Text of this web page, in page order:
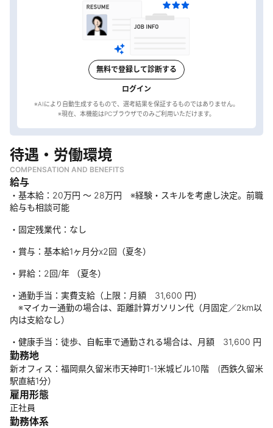
無料で登録して診断する
ログイン
※AIにより自動生成するもので、選考結果を保証するものではありません。
待遇・労働環境
COMPENSATION AND BENEFITS
給与
・基本給：20万円 〜 28万円 ※経験・スキルを考慮し決定。前職
給与も相談可能
・固定残業代：なし
・賞与：基本給1ヶ月分x2回（夏冬）
・昇給：2回/年 （夏冬）
・通勤手当：実費支給（上限：月額 31,600 円）
※マイカー通勤の場合は、距離計算ガソリン代（月固定／2km以
内は支給なし）
・健康手当：徒歩、自転車で通勤される場合は、月額 31,600 円
勤務地
新オフィス：福岡県久留米市天神町1-1米城ビル10階 (西鉄久留米
駅直結1分）
雇用形態
正社員
勤務体系